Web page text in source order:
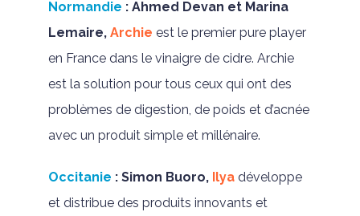
Normandie : Ahmed Devan et Marina
Lemaire, Archie est le premier pure player
en France dans le vinaigre de cidre. Archie
est la solution pour tous ceux qui ont des
problèmes de digestion, de poids et d’acnée
avec un produit simple et millénaire.
Occitanie : Simon Buoro, Ilyadéveloppe
et distribue des produits innovants et